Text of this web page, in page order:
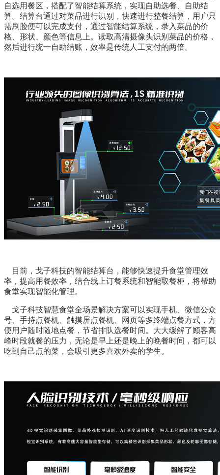
自选用餐区，搭配了智能结算系统，实现自助选餐、自助结
算。结算台通过对菜品进行识别，快速进行整餐结算，用户只
需刷脸便可以完成支付，通过智能结算系统，录入菜品的价
格、形状、颜色等信息上。读取高清摄像头识别菜品的价格，
然后进行统一自助结账，效率是传统人工支付的两倍。
目前，戈子科技的智能结算台，能够快速提升食堂管理效
率，提高用餐效率，结合线上订餐系统和智能取餐柜，将帮助
食堂实现智能化管理。
戈子科技智慧食堂全场景解决方案可以实现手机、微信公众
号、手持点餐机、触摸屏点餐机、网页等多终端点餐方式，方
便用户随时随地点餐，节省排队选餐时间。大大缓解了顾客高
峰时段就餐的压力，无论是早上还是晚上的晚餐时间，都可以
吃到自己点的菜，会吸引更多喜欢外卖的学生。